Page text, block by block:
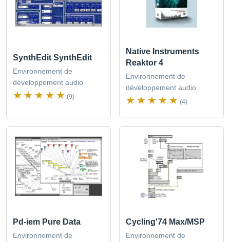
SynthEdit SynthEdit
Environnement de
développement audio
(9)
Native Instruments
Reaktor 4
Environnement de
développement audio
(4)
Pd-iem Pure Data
Environnement de
Cycling'74 Max/MSP
Environnement de